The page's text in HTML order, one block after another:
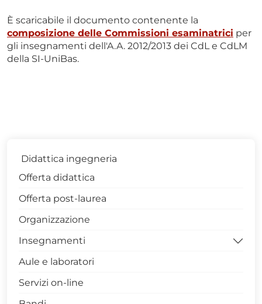
È scaricabile il documento contenente la
composizione delle Commissioni esaminatrici per
gli insegnamenti dell'A.A. 2012/2013 dei CdL e CdLM
della SI-UniBas.
Didattica ingegneria
Offerta didattica
Offerta post-laurea
Organizzazione
Insegnamenti
Archivio
Aule e laboratori
Servizi on-line